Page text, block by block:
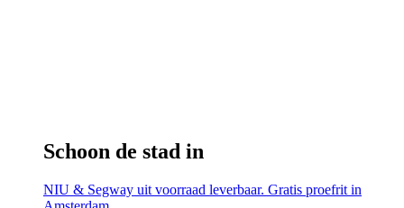
Schoon de stad in
NIU & Segway uit voorraad leverbaar. Gratis proefrit in